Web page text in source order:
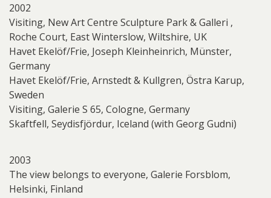
2002
Visiting, New Art Centre Sculpture Park & Galleri ,
Roche Court, East Winterslow, Wiltshire, UK
Havet Ekelöf/Frie, Joseph Kleinheinrich, Münster,
Germany
Havet Ekelöf/Frie, Arnstedt & Kullgren, Östra Karup,
Sweden
Visiting, Galerie S 65, Cologne, Germany
Skaftfell, Seydisfjördur, Iceland (with Georg Gudni)
2003
The view belongs to everyone, Galerie Forsblom,
Helsinki, Finland